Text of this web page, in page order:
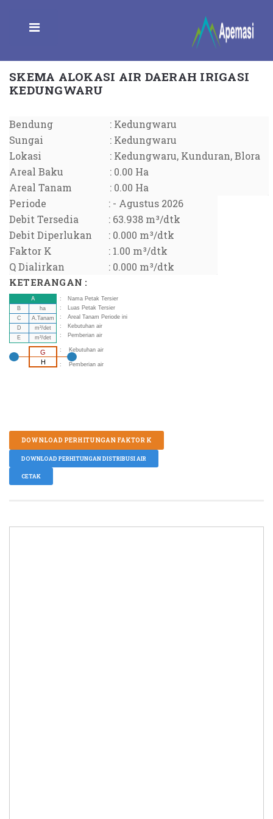
SKEMA ALOKASI AIR DAERAH IRIGASI
KEDUNGWARU
Bendung : Kedungwaru
Sungai
: Kedungwaru
Lokasi
: Kedungwaru, Kunduran, Blora
Areal Baku
: 0.00 Ha
Areal Tanam
: 0.00 Ha
Periode
: - Agustus 2026
Debit Tersedia
: 63.938 m³/dtk
Debit Diperlukan
: 0.000 m³/dtk
Faktor K
: 1.00 m³/dtk
Q Dialirkan
: 0.000 m³/dtk
KETERANGAN :
A
B
ha
C
A.Tanam
D
m³/det
E
m³/det
:
Nama Petak Tersier
:
Luas Petak Tersier
:
Areal Tanam Periode ini
:
Kebutuhan air
:
Pemberian air
G
H
: Kebutuhan air
: Pemberian air
DOWNLOAD PERHITUNGAN FAKTOR K
DOWNLOAD PERHITUNGAN DISTRIBUSI AIR
CETAK